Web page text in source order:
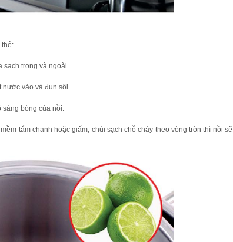
thể:
sạch trong và ngoài.
nước vào và đun sôi.
sáng bóng của nồi.
tẩm chanh hoặc giấm, chùi sạch chỗ cháy theo vòng tròn thì nồi sẽ